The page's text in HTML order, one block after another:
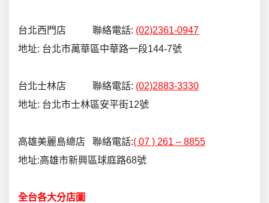
台北西門店 聯絡電話: (02)2361-0947
地址: 台北市萬華區中華路一段144-7號
台北士林店 聯絡電話: (02)2883-3330
地址: 台北市士林區安平街12號
高雄美麗島總店 聯絡電話:( 07 ) 261 – 8855
地址:高雄市新興區球庭路68號
全台各大分店圖